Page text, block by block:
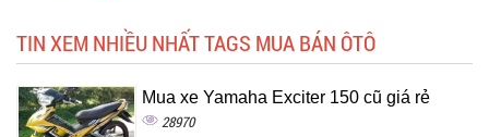
TIN XEM NHIỀU NHẤT TAGS MUA BÁN ÔTÔ
Mua xe Yamaha Exciter 150 cũ giá rẻ
28970